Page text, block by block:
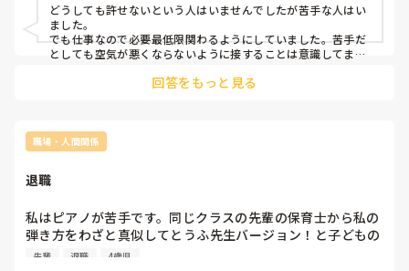
どうしても許せないという人はいませんでしたが苦手な人はい
ました。
でも仕事なので必要最低限関わるようにしていました。苦手だ
としても空気が悪くならないように接することは意識してまし
回答をもっと見る
職場・人間関係
退職
私はピアノが苦手です。同じクラスの先輩の保育士から私の
弾き方をわざと真似してとうふ先生バージョン！と子どもの
前でネタにされたり悲惨だねーと言われたりしています。日
先輩 退職 4歳児